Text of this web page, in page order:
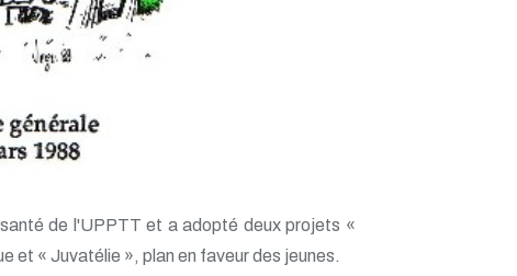
de l'UPPTT et a adopté deux projets «
et « Juvatélie », plan en faveur des jeunes.